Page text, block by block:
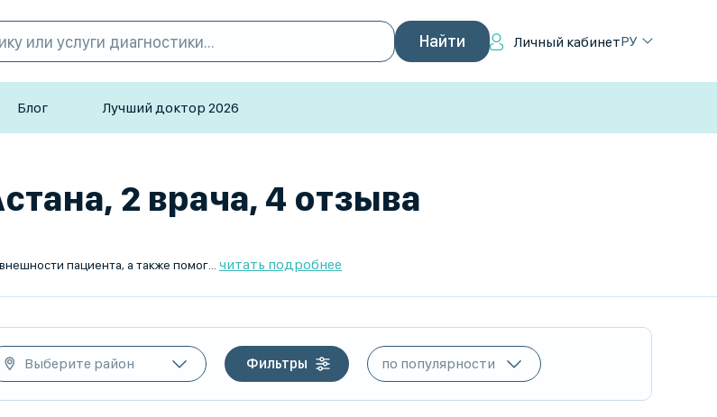
Личный кабинетРУ
Блог Лучший доктор 2026
2 врача, 4 отзыва
– эстетическая коррекция лица и тела, устранение возрастных изменений и реконструкция утраченных структур. читать подробнее
Выберите район Фильтры